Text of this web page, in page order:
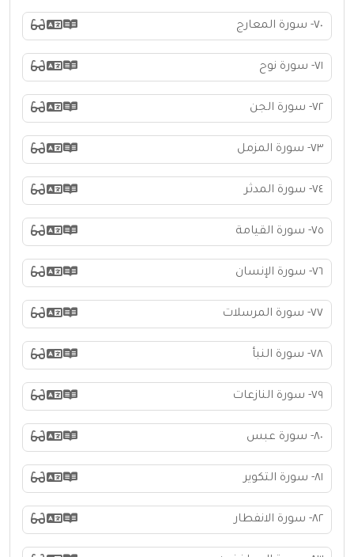
٧٠- سورة المعارج
٧١- سورة نوح
٧٢- سورة الجن
٧٣- سورة المزمل
٧٤- سورة المدثر
٧٥- سورة القيامة
٧٦- سورة الإنسان
٧٧- سورة المرسلات
٧٨- سورة النبأ
٧٩- سورة النازعات
٨٠- سورة عبس
٨١- سورة التكوير
٨٢- سورة الانفطار